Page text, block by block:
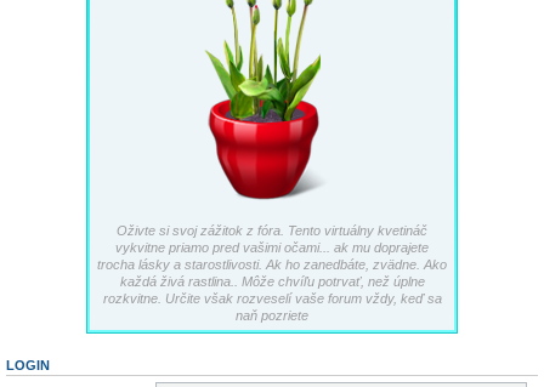
Oživte si svoj zážitok z fóra. Tento virtuálny kvetináč
vykvitne priamo pred vašimi očami... ak mu doprajete
trocha lásky a starostlivosti. Ak ho zanedbáte, zvädne. Ako
každá živá rastlina.. Môže chvíľu potrvať, než úplne
rozkvitne. Určite však rozveselí vaše forum vždy, keď sa
naň pozriete
LOGIN